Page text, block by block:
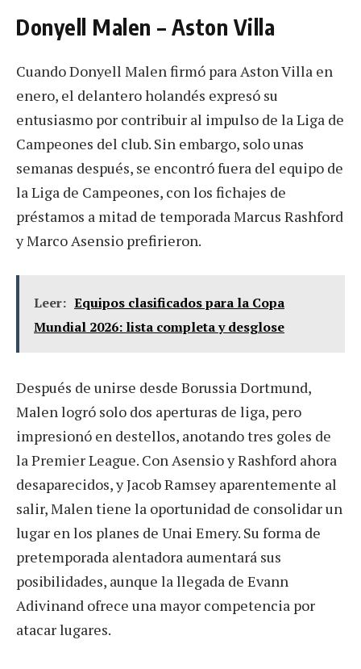
Donyell Malen – Aston Villa
Cuando Donyell Malen firmó para Aston Villa en
enero, el delantero holandés expresó su
entusiasmo por contribuir al impulso de la Liga de
Campeones del club. Sin embargo, solo unas
semanas después, se encontró fuera del equipo de
la Liga de Campeones, con los fichajes de
préstamos a mitad de temporada Marcus Rashford
y Marco Asensio prefirieron.
Leer: Equipos clasificados para la Copa
Mundial 2026: lista completa y desglose
Después de unirse desde Borussia Dortmund,
Malen logró solo dos aperturas de liga, pero
impresionó en destellos, anotando tres goles de
la Premier League. Con Asensio y Rashford ahora
desaparecidos, y Jacob Ramsey aparentemente al
salir, Malen tiene la oportunidad de consolidar un
lugar en los planes de Unai Emery. Su forma de
pretemporada alentadora aumentará sus
posibilidades, aunque la llegada de Evann
Adivinand ofrece una mayor competencia por
atacar lugares.